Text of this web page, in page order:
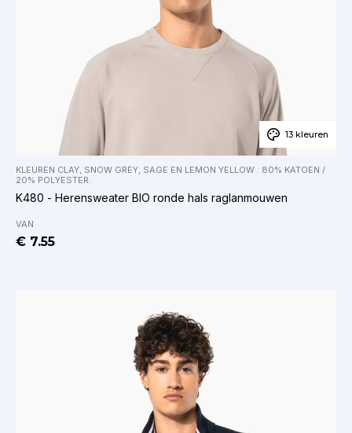
13 kleuren
KLEUREN CLAY, SNOW GREY, SAGE EN LEMON YELLOW : 80% KATOEN /
20% POLYESTER.
K480 - Herensweater BIO ronde hals raglanmouwen
VAN
€ 7.55